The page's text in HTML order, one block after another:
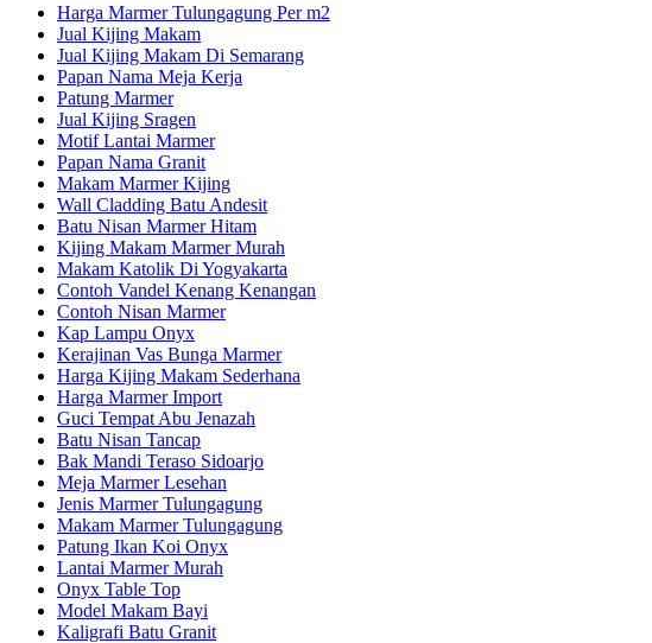
Harga Marmer Tulungagung Per m2
Jual Kijing Makam
Jual Kijing Makam Di Semarang
Papan Nama Meja Kerja
Patung Marmer
Jual Kijing Sragen
Motif Lantai Marmer
Papan Nama Granit
Makam Marmer Kijing
Wall Cladding Batu Andesit
Batu Nisan Marmer Hitam
Kijing Makam Marmer Murah
Makam Katolik Di Yogyakarta
Contoh Vandel Kenang Kenangan
Contoh Nisan Marmer
Kap Lampu Onyx
Kerajinan Vas Bunga Marmer
Harga Kijing Makam Sederhana
Harga Marmer Import
Guci Tempat Abu Jenazah
Batu Nisan Tancap
Bak Mandi Teraso Sidoarjo
Meja Marmer Lesehan
Jenis Marmer Tulungagung
Makam Marmer Tulungagung
Patung Ikan Koi Onyx
Lantai Marmer Murah
Onyx Table Top
Model Makam Bayi
Kaligrafi Batu Granit